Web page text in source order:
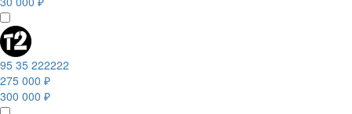
95 35 222222
275 000 ₽
300 000 ₽